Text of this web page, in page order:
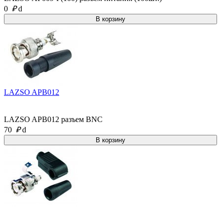
0 ₽ d
LAZSO APB012
LAZSO APB012 разъем BNC
70 ₽ d